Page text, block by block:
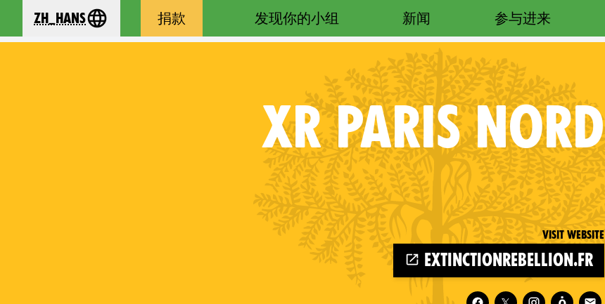
参与进来
新闻
发现你的小组
捐款
your language
zh_Hans
XRPARIS NORD
Visit website
extinctionrebellion.fr
Follow XR Paris Nord on